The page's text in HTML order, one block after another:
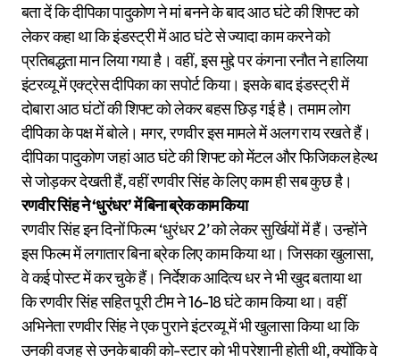
बता दें कि दीपिका पादुकोण ने मां बनने के बाद आठ घंटे की शिफ्ट को
लेकर कहा था कि इंडस्ट्री में आठ घंटे से ज्यादा काम करने को
प्रतिबद्धता मान लिया गया है। वहीं, इस मुद्दे पर कंगना रनौत ने हालिया
इंटरव्यू में एक्ट्रेस दीपिका का सपोर्ट किया। इसके बाद इंडस्ट्री में
दोबारा आठ घंटों की शिफ्ट को लेकर बहस छिड़ गई है। तमाम लोग
दीपिका के पक्ष में बोले। मगर, रणवीर इस मामले में अलग राय रखते हैं।
दीपिका पादुकोण जहां आठ घंटे की शिफ्ट को मेंटल और फिजिकल हेल्थ
से जोड़कर देखती हैं, वहीं रणवीर सिंह के लिए काम ही सब कुछ है।
रणवीर सिंह ने ‘धुरंधर’ में बिना ब्रेक काम किया
रणवीर सिंह इन दिनों फिल्म ‘धुरंधर 2’ को लेकर सुर्खियों में हैं। उन्होंने
इस फिल्म में लगातार बिना ब्रेक लिए काम किया था। जिसका खुलासा,
वे कई पोस्ट में कर चुके हैं। निर्देशक आदित्य धर ने भी खुद बताया था
कि रणवीर सिंह सहित पूरी टीम ने 16-18 घंटे काम किया था। वहीं
अभिनेता रणवीर सिंह ने एक पुराने इंटरव्यू में भी खुलासा किया था कि
उनकी वजह से उनके बाकी को-स्टार को भी परेशानी होती थी, क्योंकि वे